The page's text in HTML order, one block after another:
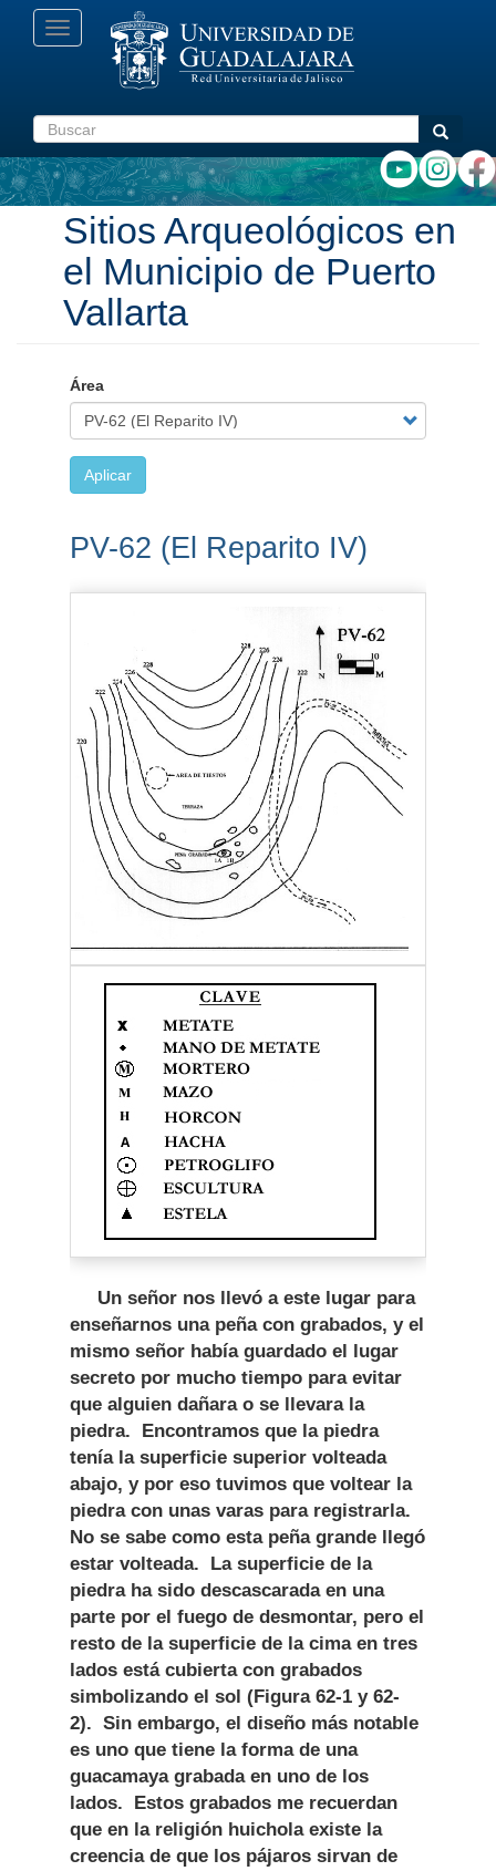
Pasar
Toggle
navigation
Buscar Buscar
Sitios Arqueológicos en
el Municipio de Puerto
Vallarta
Área
Aplicar
PV-62 (El Reparito IV)
Un señor nos llevó a este lugar para
enseñarnos una peña con grabados, y el
mismo señor había guardado el lugar
secreto por mucho tiempo para evitar
que alguien dañara o se llevara la
piedra. Encontramos que la piedra
tenía la superficie superior volteada
abajo, y por eso tuvimos que voltear la
piedra con unas varas para registrarla.
No se sabe como esta peña grande llegó
estar volteada. La superficie de la
piedra ha sido descascarada en una
parte por el fuego de desmontar, pero el
resto de la superficie de la cima en tres
lados está cubierta con grabados
simbolizando el sol (Figura 62-1 y 62-
2). Sin embargo, el diseño más notable
es uno que tiene la forma de una
guacamaya grabada en uno de los
lados. Estos grabados me recuerdan
que en la religión huichola existe la
creencia de que los pájaros sirvan de